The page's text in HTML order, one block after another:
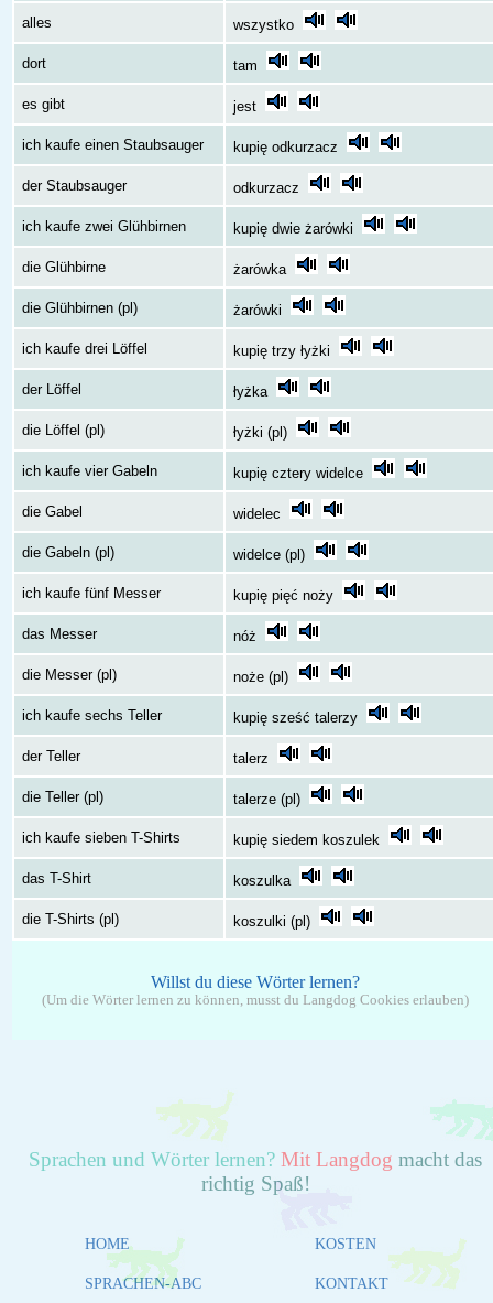
alles wszystko
dort tam
es gibt jest
ich kaufe einen Staubsauger kupię odkurzacz
der Staubsauger odkurzacz
ich kaufe zwei Glühbirnen kupię dwie żarówki
die Glühbirne żarówka
die Glühbirnen (pl) żarówki
ich kaufe drei Löffel kupię trzy łyżki
der Löffel łyżka
die Löffel (pl) łyżki (pl)
ich kaufe vier Gabeln kupię cztery widelce
die Gabel widelec
die Gabeln (pl) widelce (pl)
ich kaufe fünf Messer kupię pięć noży
das Messer nóż
die Messer (pl) noże (pl)
ich kaufe sechs Teller kupię sześć talerzy
der Teller talerz
die Teller (pl) talerze (pl)
ich kaufe sieben T-Shirts kupię siedem koszulek
das T-Shirt koszulka
die T-Shirts (pl) koszulki (pl)
Willst du diese Wörter lernen?
(Um die Wörter lernen zu können, musst du Langdog Cookies erlauben)
Sprachen und Wörter lernen? Mit Langdog macht das
richtig Spaß!
HOME
SPRACHEN-ABC
KOSTEN
KONTAKT